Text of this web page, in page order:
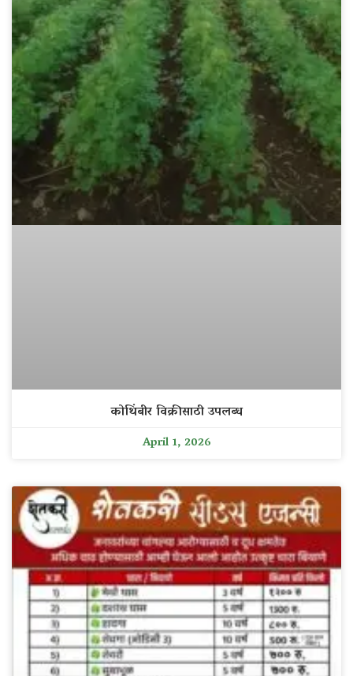
कोथिंबीर विक्रीसाठी उपलब्ध
April 1, 2026